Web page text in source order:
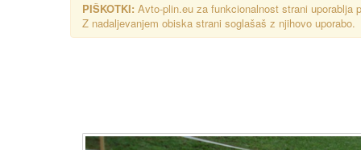
PIŠKOTKI: Avto-plin.eu za funkcionalnost strani
Z nadaljevanjem obiska strani soglašaš z njihovo uporabo.